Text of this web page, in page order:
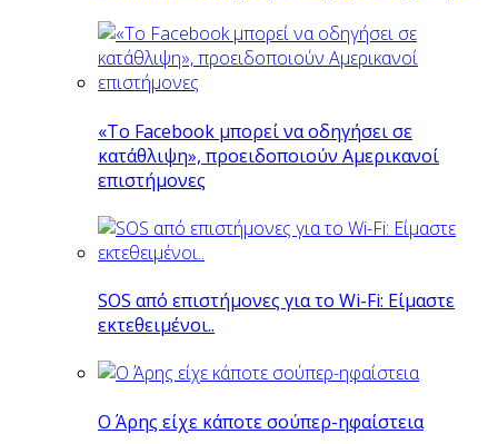
«Το Facebook μπορεί να οδηγήσει σε
κατάθλιψη», προειδοποιούν Αμερικανοί
επιστήμονες
SOS από επιστήμονες για το Wi-Fi: Είμαστε
εκτεθειμένοι..
O Άρης είχε κάποτε σούπερ-ηφαίστεια